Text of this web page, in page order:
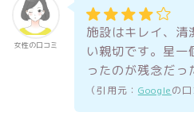
女性の口コミ
施設はキレイ、清
い親切です。星
ったのが残念だっ
（引用元： Googleの口